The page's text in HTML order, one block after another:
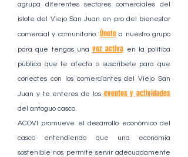
agrupa diferentes sectores comerciales del
islote del Viejo San Juan en pro del bienestar
comercial y comunitario. Únete a nuestro grupo
para que tengas una voz activa en la política
pública que te afecta o suscribete para que
conectes con los comerciantes del Viejo San
Juan y te enteres de los eventos y actividades
del antoguo casco.
ACOVI promueve el desarrollo económico del
casco entendiendo que una economía
sostenible nos permite servir adecuadamente